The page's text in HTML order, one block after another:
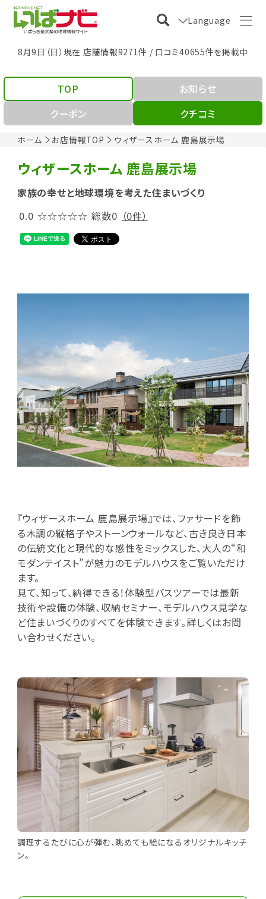
Language
8月9日（日）現在 店舗情報9271件 / 口コミ40655件を掲載中
ホーム お店情報TOP ウィザースホーム 鹿島展示場
TOP
お知らせ
クーポン
クチコミ
ウィザースホーム 鹿島展示場
家族の幸せと地球環境を考えた住まいづくり
0.0 ☆☆☆☆☆ 総数0 （0件）
『ウィザースホーム 鹿島展示場』では、ファサードを飾
る木調の縦格子やストーンウォールなど、古き良き日本
の伝統文化と現代的な感性をミックスした、大人の“和
モダンテイスト”が魅力のモデルハウスをご覧いただけ
ます。
見て、知って、納得できる！体験型バスツアーでは最新
技術や設備の体験、収納セミナー、モデルハウス見学な
ど住まいづくりのすべてを体験できます。詳しくはお問
い合わせください。
調理するたびに心が弾む、眺めても絵になるオリジナルキッチ
ン。